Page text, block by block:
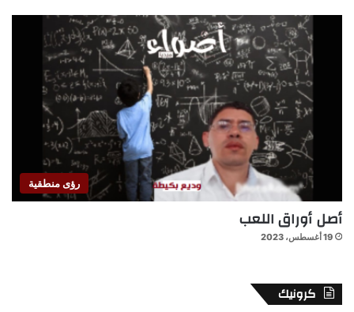
رؤى منطقية
أصل أوراق اللعب
19 أغسطس، 2023
كرونيك